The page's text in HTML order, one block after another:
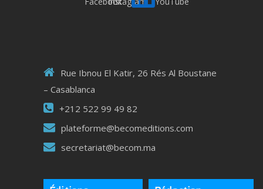
Rue Ibnou El Katir, 26 Rés Al Boustane
– Casablanca
+212 522 99 49 82
plateforme@becomeditions.com
secretariat@becom.ma